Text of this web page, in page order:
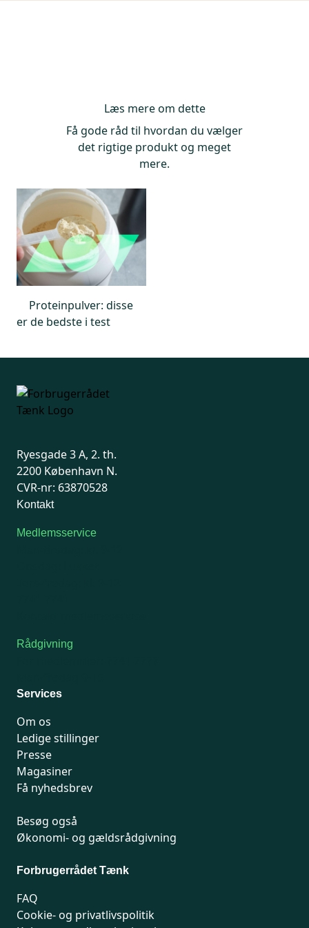
Læs mere om dette
Få gode råd til hvordan du vælger
det rigtige produkt og meget
mere.
Proteinpulver: disse
er de bedste i test
Ryesgade 3 A, 2. th.
2200 København N.
CVR-nr: 63870528
Kontakt
Medlemsservice
Rådgivning
Services
Om os
Ledige stillinger
Presse
Magasiner
Få nyhedsbrev
Besøg også
Økonomi- og gældsrådgivning
Forbrugerrådet Tænk
FAQ
Cookie- og privatlivspolitik